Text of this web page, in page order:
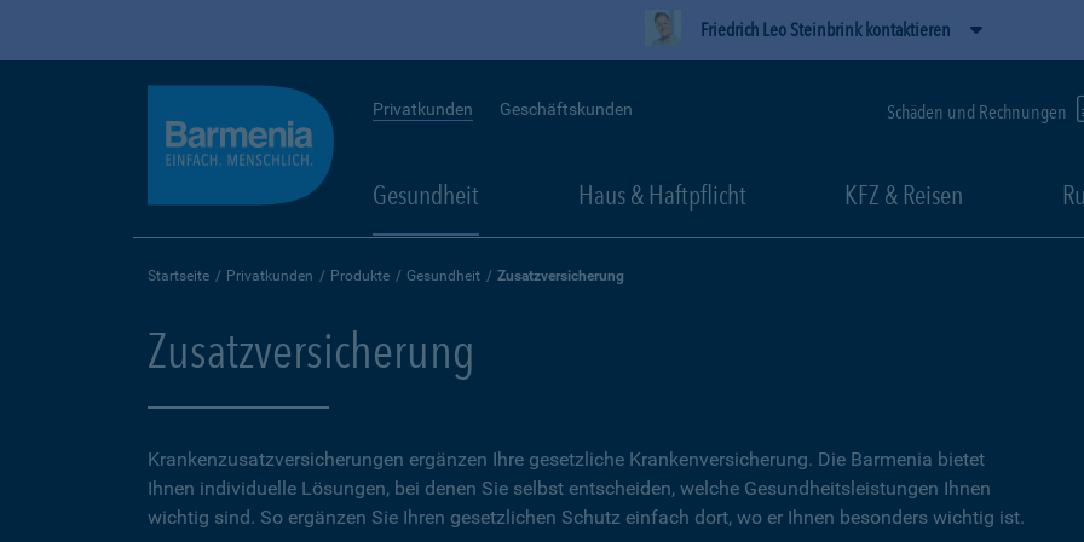
Friedrich Leo Steinbrink kontaktieren
Privatkunden Geschäftskunden Schäden und Rechnungen
Gesundheit Haus & Haftpflicht KFZ & Reisen
Startseite Privatkunden Produkte Gesundheit Zusatzversicherung
Zusatzversicherung
Krankenzusatzversicherungen ergänzen Ihre gesetzliche Kranken­versicherung. Die Barmenia bietet
Ihnen individuelle Lösungen, bei denen Sie selbst entscheiden, welche Gesundheitsleistungen Ihnen
wichtig sind. So ergänzen Sie Ihren gesetzlichen Schutz einfach dort, wo er Ihnen besonders wichtig ist.